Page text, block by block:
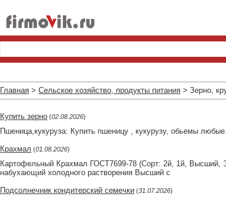
Главная > Сельское хозяйство, продукты питания > Зерно,
Купить зерно (02.08.2026)
Пшеница,кукуруза: Купить пшеницу , кукурузу, обьемы
Крахмал (01.08.2026)
Картофельный Крахмал ГОСТ7699-78 (Сорт: 2й, 1й, Высший,
набухающий холодного растворения Высший с
Подсолнечник кондитерский семечки (31.07.2026)